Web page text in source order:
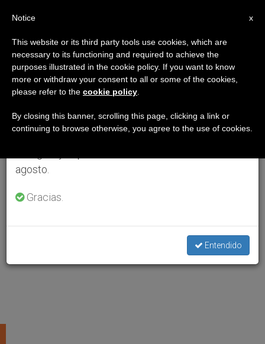
×
Aviso importante
Del 27 de julio al 7 de agosto haremos la pausa
anual, aprovechando que en el periodo de verano
se generan menos informaciones y también el
agosto.
Gracias.
Entendido
x
Notice
This website or its third party tools use cookies, which are
necessary to its functioning and required to achieve the
purposes illustrated in the cookie policy. If you want to know
more or withdraw your consent to all or some of the cookies,
please refer to the cookie policy
By closing this banner, scrolling this page, clicking a link or
continuing to browse otherwise, you agree to the use of cookies.